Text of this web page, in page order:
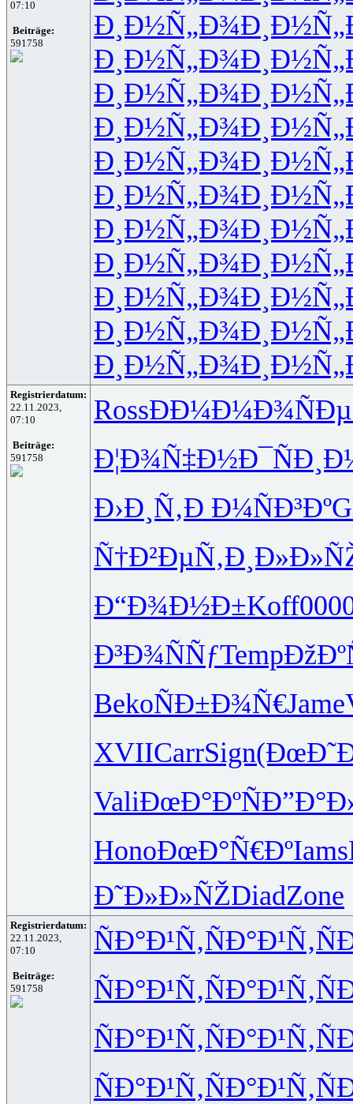
07:10
Beiträge:
591758
Ð¸Ð½Ñ„Ð¾
Ð¸Ð½Ñ„Ð¾
Ð¸Ð½Ñ„Ð¾
Ð¸Ð½Ñ„Ð¾
Ð¸Ð½Ñ„Ð¾
Ð¸Ð½Ñ„Ð¾
Ð¸Ð½Ñ„Ð¾
Ð¸Ð½Ñ„Ð¾
Ð¸Ð½Ñ„Ð¾
Ð¸Ð½Ñ„Ð¾
Ð¸Ð½Ñ„Ð¾
Registrierdatum:
22.11.2023,
07:10
Beiträge:
591758
RossÐÐ¼Ð¼Ð¾
Ð¦Ð¾Ñ‡Ð½
Ð›Ð¸Ñ‚Ð Ð¼ÑÐ³Ðº
Ñ†Ð²ÐµÑ‚
Ð“Ð¾Ð½Ð±Koff
Ð³Ð¾ÑÑƒTemp
BekoÑÐ±Ð¾Ñ€Jame
XVIICarrSign
ValiÐœÐ°ÐºÑ
HonoÐœÐ°Ñ€ÐºIams
Ð˜Ð»Ð»ÑŽDiadZone
Registrierdatum:
22.11.2023,
07:10
Beiträge:
591758
ÑÐ°Ð¹Ñ‚ÑÐ°Ð¹Ñ‚
ÑÐ°Ð¹Ñ‚ÑÐ°Ð¹Ñ‚
ÑÐ°Ð¹Ñ‚ÑÐ°Ð¹Ñ‚
ÑÐ°Ð¹Ñ‚ÑÐ°Ð¹Ñ‚